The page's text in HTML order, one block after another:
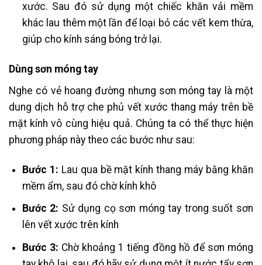
xước. Sau đó sử dụng một chiếc khăn vải mềm
khác lau thêm một lần để loại bỏ các vết kem thừa,
giúp cho kính sáng bóng trở lại.
Dùng sơn móng tay
Nghe có vẻ hoang đường nhưng sơn móng tay là một
dung dịch hỗ trợ che phủ vết xước thang máy trên bề
mặt kính vô cùng hiệu quả. Chúng ta có thể thực hiện
phương pháp này theo các bước như sau:
Bước 1: Lau qua bề mặt kính thang máy bằng khăn
mềm ẩm, sau đó chờ kính khô
Bước 2: Sử dụng cọ sơn móng tay trong suốt sơn
lên vết xước trên kính
Bước 3: Chờ khoảng 1 tiếng đồng hồ để sơn móng